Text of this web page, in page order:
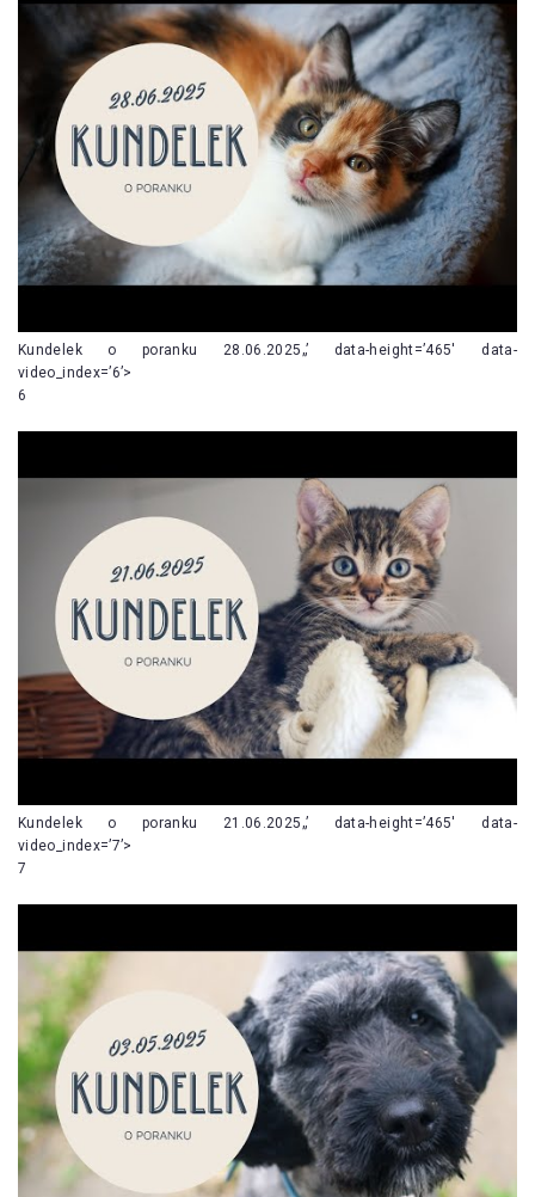
Kundelek o poranku 28.06.2025„’ data-height=’465′ data-
video_index=’6’>
6
Kundelek o poranku 21.06.2025„’ data-height=’465′ data-
video_index=’7’>
7